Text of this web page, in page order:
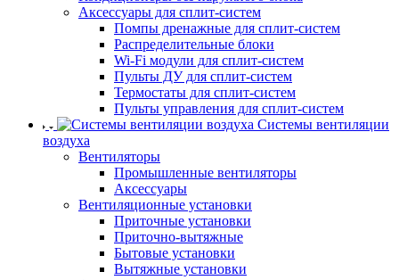
Аксессуары для сплит-систем
Помпы дренажные для сплит-систем
Распределительные блоки
Wi-Fi модули для сплит-систем
Пульты ДУ для сплит-систем
Термостаты для сплит-систем
Пульты управления для сплит-систем
Системы вентиляции
воздуха
Вентиляторы
Промышленные вентиляторы
Аксессуары
Вентиляционные установки
Приточные установки
Приточно-вытяжные
Бытовые установки
Вытяжные установки